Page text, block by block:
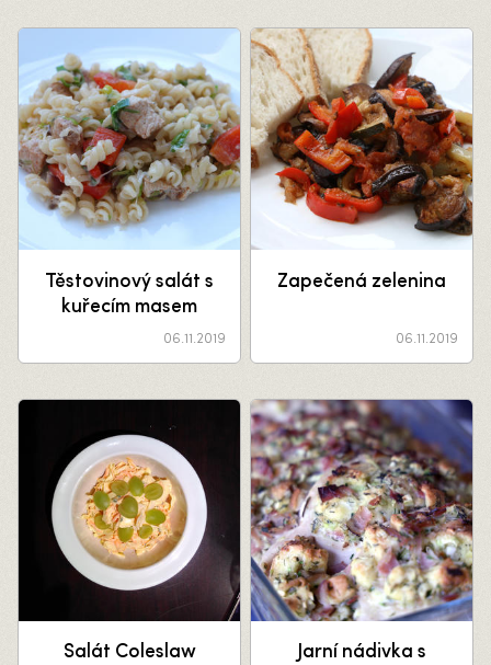
Těstovinový salát s
kuřecím masem
06.11.2019
Zapečená zelenina
06.11.2019
Salát Coleslaw Jarní nádivka s